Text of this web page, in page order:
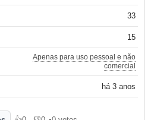
33
15
Apenas para uso pessoal e não
comercial
há 3 anos